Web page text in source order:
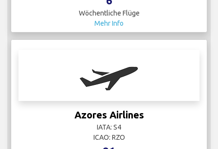
Wöchentliche Flüge
Mehr Info
Azores Airlines
IATA: S4
ICAO: RZO